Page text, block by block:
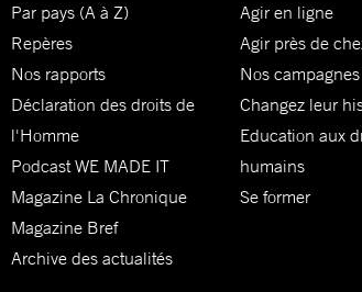
Par pays (A à Z)
Repères
Nos rapports
Déclaration des droits de
l'Homme
Podcast WE MADE IT
Magazine La Chronique
Magazine Bref
Archive des actualités
Agir en ligne
Agir près de
Nos campagnes
Changez leur
Education aux
humains
Se former